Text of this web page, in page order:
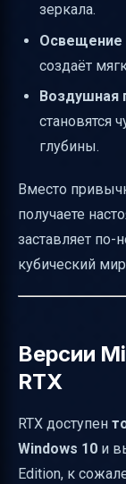
зеркала.
Освещение
создаёт
Воздушная
становятся
глубины.
Вместо
получаете
заставляет по-
кубический
Версии
RTX
RTX доступен
Windows 10 и
Edition, к